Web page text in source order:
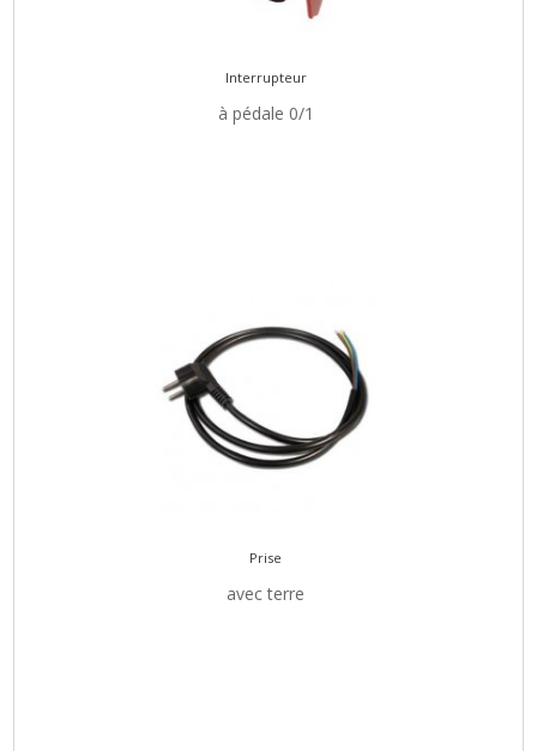
Interrupteur
à pédale 0/1
Prise
avec terre